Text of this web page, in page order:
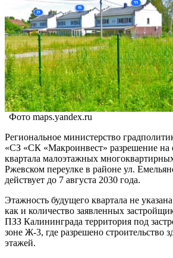
Фото maps.yandex.ru
Региональное министерство
«СЗ «СК «Макроинвест» разрешение на
квартала малоэтажных
Ржевском переулке в районе ул.
действует до 7 августа 2030 года.
Этажность будущего квартала не
как и количество заявленных
ПЗЗ Калининграда территория под
зоне Ж-3, где разрешено строительство
этажей.